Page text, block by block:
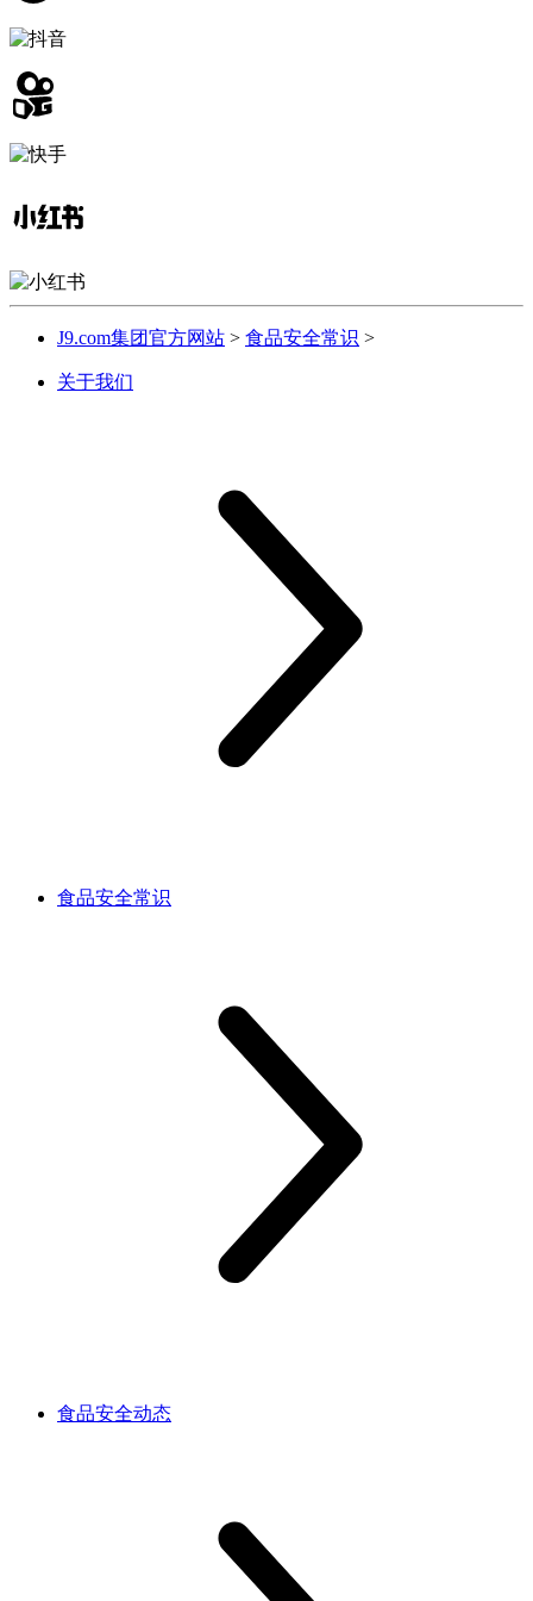
J9.com集团官方网站 > 食品安全常识 >
关于我们
食品安全常识
食品安全动态